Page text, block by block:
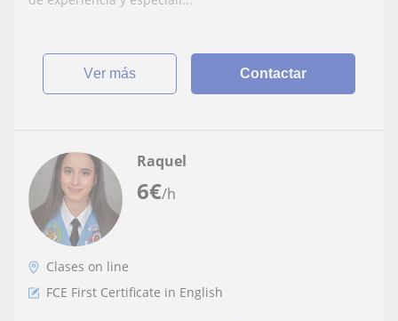
ver más Contactar
6€/h
Raquel
Clases on line
FCE First Certificate in English